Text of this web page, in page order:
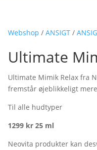
Webshop /ANSIGT /
Ultimate
Ultimate Mimik Relax fra
fremstår øjeblikkeligt
Til alle hudtyper
1299 kr 25 ml
Neovita produkter kan